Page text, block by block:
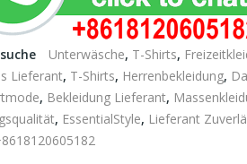
Unterwäsche, T-Shirts,
Lieferant, T-Shirts, Herrenbekleidung,
, Bekleidung Lieferant,
, EssentialStyle, Lieferant